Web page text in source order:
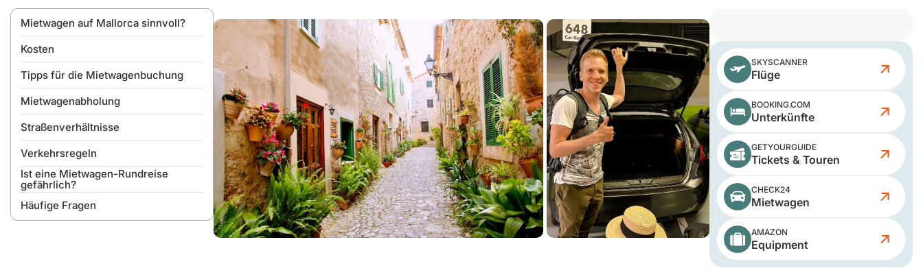
Mietwagen auf Mallorca sinnvoll?
Kosten
Tipps für die Mietwagenbuchung
Mietwagenabholung
Straßenverhältnisse
Verkehrsregeln
Ist eine Mietwagen-Rundreise
gefährlich?
Häufige Fragen
SKYSCANNER
Flüge
BOOKING.COM
Unterkünfte
GETYOURGUIDE
Tickets & Touren
CHECK24
Mietwagen
AMAZON
Equipment